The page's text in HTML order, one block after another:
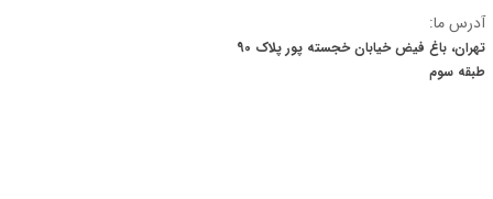
آدرس ما:
تهران، باغ فیض خیابان خجسته پور پلاک 90
​​​​​​​طبقه سوم